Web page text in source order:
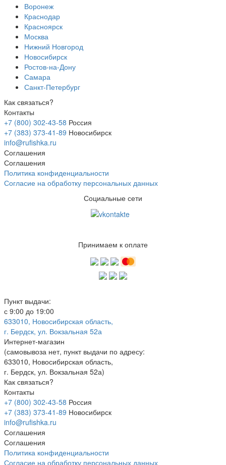
Воронеж
Краснодар
Красноярск
Москва
Нижний Новгород
Новосибирск
Ростов-на-Дону
Самара
Санкт-Петербург
Как связаться?
Контакты
+7 (800) 302-43-58 Россия
+7 (383) 373-41-89 Новосибирск
info@rufishka.ru
Соглашения
Соглашения
Политика конфиденциальности
Согласие на обработку персональных данных
Социальные сети
Принимаем к оплате
Пункт выдачи:
с 9:00 до 19:00
633010, Новосибирская область,
г. Бердск, ул. Вокзальная 52а
Интернет-магазин
(самовывоза нет, пункт выдачи по адресу:
633010, Новосибирская область,
г. Бердск, ул. Вокзальная 52а)
Как связаться?
Контакты
+7 (800) 302-43-58 Россия
+7 (383) 373-41-89 Новосибирск
info@rufishka.ru
Соглашения
Соглашения
Политика конфиденциальности
Согласие на обработку персональных данных